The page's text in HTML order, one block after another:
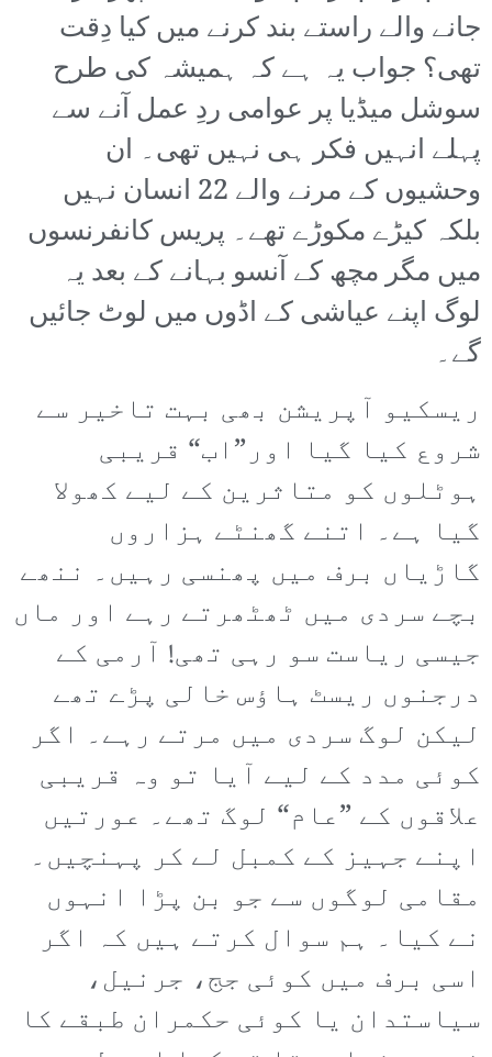
جانے والے راستے بند کرنے میں کیا دِقت
تھی؟ جواب یہ ہے کہ ہمیشہ کی طرح
سوشل میڈیا پر عوامی ردِ عمل آنے سے
پہلے انہیں فکر ہی نہیں تھی۔ ان
وحشیوں کے مرنے والے 22 انسان نہیں
بلکہ کیڑے مکوڑے تھے۔ پریس کانفرنسوں
میں مگر مچھ کے آنسو بہانے کے بعد یہ
لوگ اپنے عیاشی کے اڈوں میں لوٹ جائیں
گے۔
ریسکیو آپریشن بھی بہت تاخیر سے
شروع کیا گیا اور”اب“ قریبی
ہوٹلوں کو متاثرین کے لیے کھولا
گیا ہے۔ اتنے گھنٹے ہزاروں
گاڑیاں برف میں پھنسی رہیں۔ ننھے
بچے سردی میں ٹھٹھرتے رہے اور ماں
جیسی ریاست سو رہی تھی! آرمی کے
درجنوں ریسٹ ہاؤس خالی پڑے تھے
لیکن لوگ سردی میں مرتے رہے۔ اگر
کوئی مدد کے لیے آیا تو وہ قریبی
علاقوں کے ”عام“ لوگ تھے۔ عورتیں
اپنے جہیز کے کمبل لے کر پہنچیں۔
مقامی لوگوں سے جو بن پڑا انہوں
نے کیا۔ ہم سوال کرتے ہیں کہ اگر
اسی برف میں کوئی جج، جرنیل،
سیاستدان یا کوئی حکمران طبقے کا